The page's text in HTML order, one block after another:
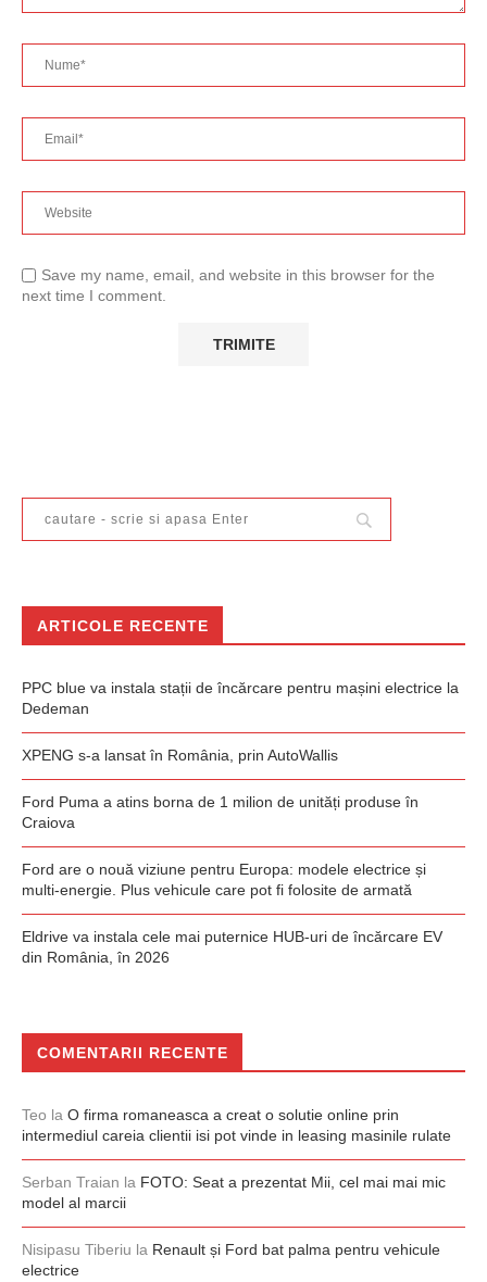
Save my name, email, and website in this browser for the
next time I comment.
ARTICOLE RECENTE
PPC blue va instala stații de încărcare pentru mașini electrice la
Dedeman
XPENG s-a lansat în România, prin AutoWallis
Ford Puma a atins borna de 1 milion de unități produse în
Craiova
Ford are o nouă viziune pentru Europa: modele electrice și
multi-energie. Plus vehicule care pot fi folosite de armată
Eldrive va instala cele mai puternice HUB-uri de încărcare EV
din România, în 2026
COMENTARII RECENTE
Teo la O firma romaneasca a creat o solutie online prin
intermediul careia clientii isi pot vinde in leasing masinile rulate
Serban Traian la FOTO: Seat a prezentat Mii, cel mai mai mic
model al marcii
Nisipasu Tiberiu la Renault și Ford bat palma pentru vehicule
electrice